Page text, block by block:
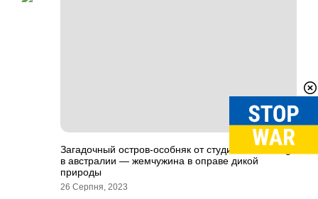
Загадочный остров-особняк от студии tierra design
в австралии — жемчужина в оправе дикой
природы
26 Серпня, 2023